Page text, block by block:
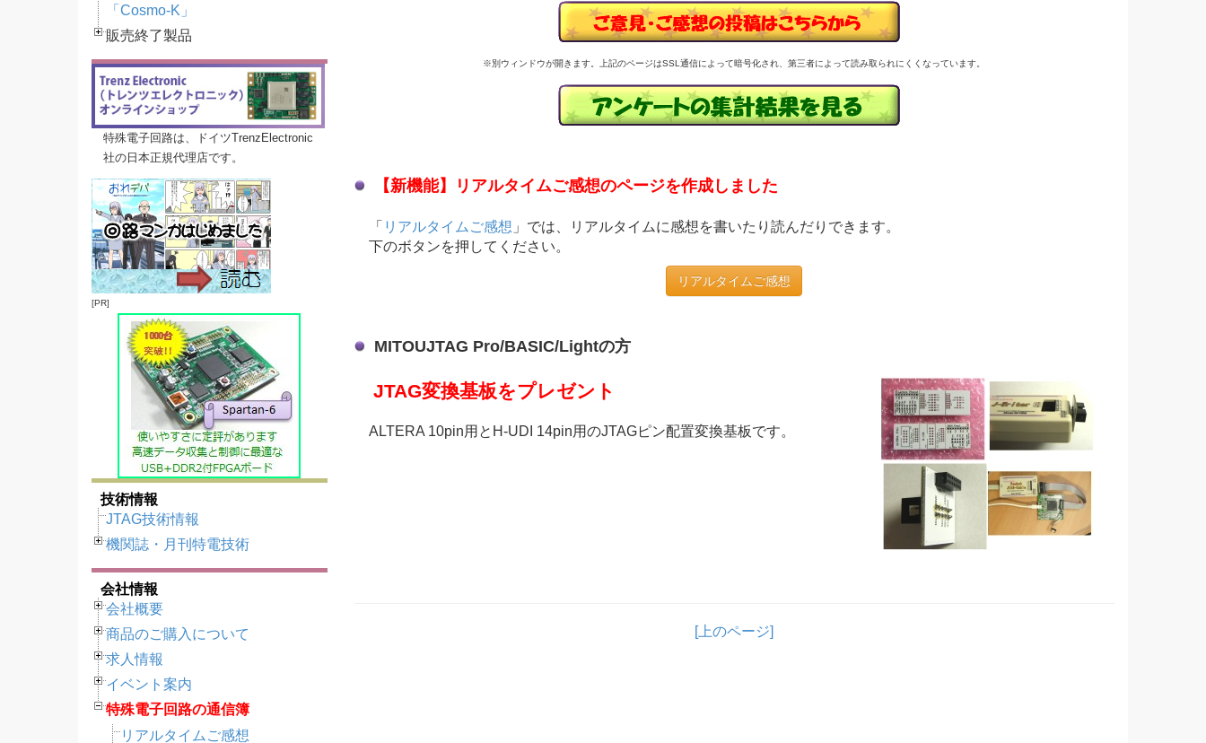
「Cosmo-K」
販売終了製品
特殊電子回路は、ドイツTrenzElectronic
社の日本正規代理店です。
[PR]
技術情報
JTAG技術情報
機関誌・月刊特電技術
会社情報
会社概要
商品のご購入について
求人情報
イベント案内
特殊電子回路の通信簿
リアルタイムご感想
※別ウィンドウが開きます。上記のページはSSL通信によって暗号化され、第三者によって読み取られにくくなっています。
【新機能】リアルタイムご感想のページを作成しました
「 リアルタイムご感想 」では、リアルタイムに感想を書いたり読んだりできます。
下のボタンを押してください。
リアルタイムご感想
MITOUJTAG Pro/BASIC/Lightの方
JTAG変換基板をプレゼント
ALTERA 10pin用とH-UDI 14pin用のJTAGピン配置変換基板です。
[上のページ]